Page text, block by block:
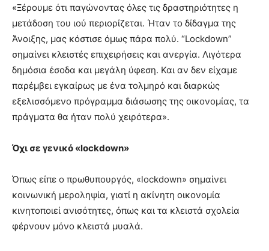
«Ξέρουμε ότι παγώνοντας όλες τις δραστηριότητες η
μετάδοση του ιού περιορίζεται. Ήταν το δίδαγμα της
Άνοιξης, μας κόστισε όμως πάρα πολύ. “Lockdown”
σημαίνει κλειστές επιχειρήσεις και ανεργία. Λιγότερα
δημόσια έσοδα και μεγάλη ύφεση. Και αν δεν είχαμε
παρέμβει εγκαίρως με ένα τολμηρό και διαρκώς
εξελισσόμενο πρόγραμμα διάσωσης της οικονομίας, τα
πράγματα θα ήταν πολύ χειρότερα».
Όχι σε γενικό «lockdown»
Όπως είπε ο πρωθυπουργός, «lockdown» σημαίνει
κοινωνική μεροληψία, γιατί η ακίνητη οικονομία
κινητοποιεί ανισότητες, όπως και τα κλειστά σχολεία
φέρνουν μόνο κλειστά μυαλά.